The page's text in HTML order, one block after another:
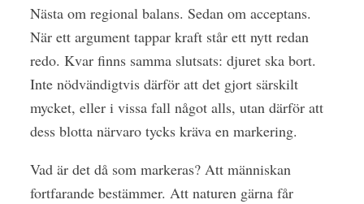
Nästa om regional balans. Sedan om acceptans.
När ett argument tappar kraft står ett nytt redan
redo. Kvar finns samma slutsats: djuret ska bort.
Inte nödvändigtvis därför att det gjort särskilt
mycket, eller i vissa fall något alls, utan därför att
dess blotta närvaro tycks kräva en markering.
Vad är det då som markeras? Att människan
fortfarande bestämmer. Att naturen gärna får